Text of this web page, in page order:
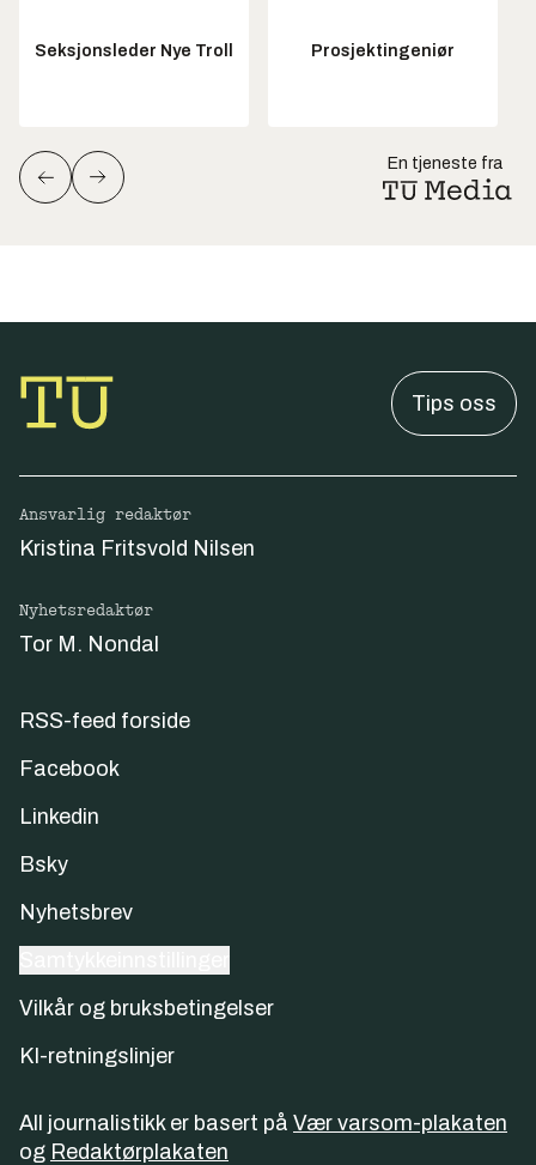
Seksjonsleder Nye Troll Prosjektingeniør
En tjeneste fra
Tips oss
Ansvarlig redaktør
Kristina Fritsvold Nilsen
Nyhetsredaktør
Tor M. Nondal
RSS-feed forside
Facebook
Linkedin
Bsky
Nyhetsbrev
Vilkår og bruksbetingelser
KI-retningslinjer
All journalistikk er basert på Vær varsom-plakaten
og Redaktørplakaten